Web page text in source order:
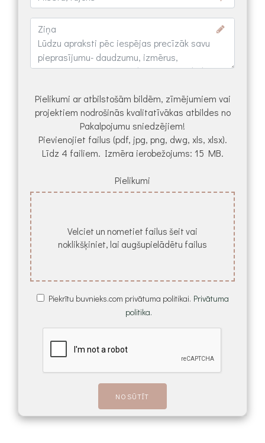
Pielikumi ar atbilstošām bildēm, zīmējumiem vai
projektiem nodrošinās kvalitatīvākas atbildes no
Pakalpojumu sniedzējiem!
Pievienojiet failus (pdf, jpg, png, dwg, xls, xlsx).
Līdz 4 failiem. Izmēra ierobežojums: 15 MB.
Pielikumi
Velciet un nometiet failus šeit vai
noklikšķiniet, lai augšupielādētu failus
Piekrītu buvnieks.com privātuma politikai. Privātuma
politika.